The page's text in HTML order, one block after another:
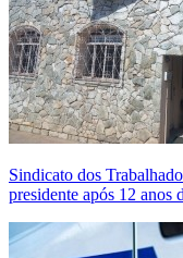
Sindicato dos
presidente após 12 anos